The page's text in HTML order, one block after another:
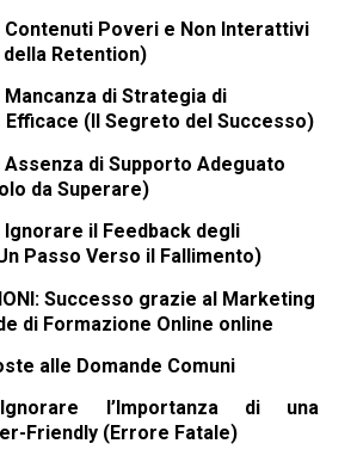
Contenuti Poveri e Non Interattivi
Retention)
Mancanza di Strategia di
Efficace (Il Segreto del Successo)
Assenza di Supporto Adeguato
da Superare)
Ignorare il Feedback degli
Passo Verso il Fallimento)
Successo grazie al Marketing
di Formazione Online online
alle Domande Comuni
l’Importanza di una
Friendly (Errore Fatale)